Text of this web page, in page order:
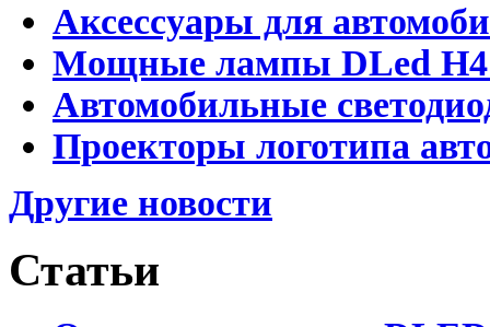
Аксессуары для
Мощные лампы DLed H4
Автомобильные
Проекторы логотипа
Другие новости
Статьи